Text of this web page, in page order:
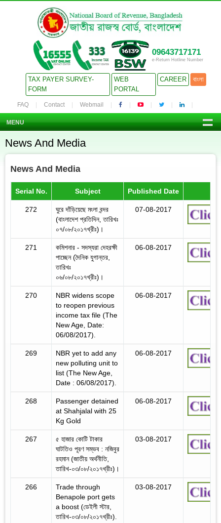
09643717171
e-Return Hotline Number
TAX PAYER SURVEY-
FORM
WEB
PORTAL
CAREER বাংলা
FAQ Contact Webmail
MENU
News And Media
News And Media
Serial No. Subject Published Date
272
ঘুরে দাঁড়িয়েছে মংলা বন্দর
(বাংলাদেশ প্রতিদিন, তারিখঃ
০৭/০৮/২০১৭খ্রীঃ)।
07-08-2017
271
কমিশনার - সদস্যরা দেহরক্ষী
পাচ্ছেন (দৈনিক যুগান্তর,
তারিখঃ
০৬/০৮/২০১৭খ্রীঃ)।
06-08-2017
270
NBR widens scope
to reopen previous
income tax file (The
New Age, Date:
06/08/2017).
06-08-2017
269
NBR yet to add any
new polluting unit to
list (The New Age,
Date : 06/08/2017).
06-08-2017
268
Passenger detained
at Shahjalal with 25
Kg Gold
06-08-2017
267
৫ হাজার কোটি টাকার
ঘাটতিও পূরণ সম্ভব : নজিবুর
রহমান (জাতীয় অর্থনীতি,
তারিখ-০৩/০৮/২০১৭খ্রীঃ)।
03-08-2017
266
Trade through
Benapole port gets
a boost (ডেইলী স্টার,
তারিখ-০৩/০৮/২০১৭খ্রীঃ).
03-08-2017